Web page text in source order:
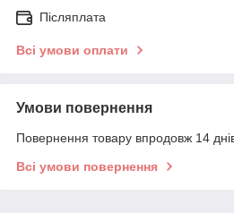
Післяплата
Всі умови оплати
Умови повернення
Повернення товару впродовж 14
Всі умови повернення